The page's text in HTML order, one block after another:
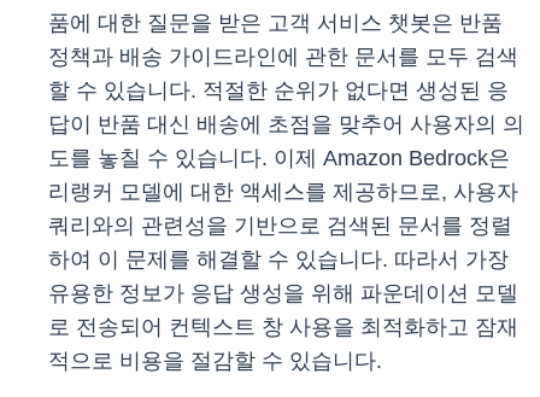
품에 대한 질문을 받은 고객 서비스 챗봇은 반품
정책과 배송 가이드라인에 관한 문서를 모두 검색
할 수 있습니다. 적절한 순위가 없다면 생성된 응
답이 반품 대신 배송에 초점을 맞추어 사용자의 의
도를 놓칠 수 있습니다. 이제 Amazon Bedrock은
리랭커 모델에 대한 액세스를 제공하므로, 사용자
쿼리와의 관련성을 기반으로 검색된 문서를 정렬
하여 이 문제를 해결할 수 있습니다. 따라서 가장
유용한 정보가 응답 생성을 위해 파운데이션 모델
로 전송되어 컨텍스트 창 사용을 최적화하고 잠재
적으로 비용을 절감할 수 있습니다.